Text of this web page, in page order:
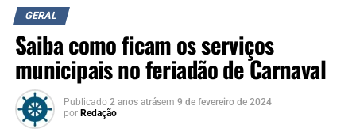
GERAL
Saiba como ficam os serviços
municipais no feriadão de Carnaval
Publicado 2 anos atrásem 9 de fevereiro de 2024
por Redação